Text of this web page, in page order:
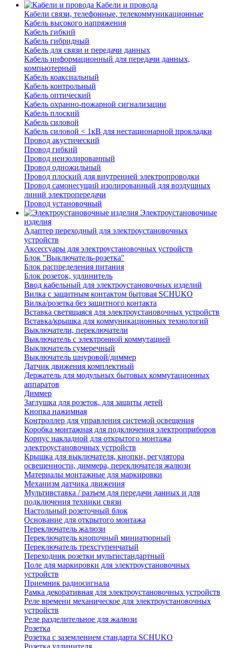
Кабели и провода
Кабели связи, телефонные, телекоммуникационные
Кабель высокого напряжения
Кабель гибкий
Кабель гибридный
Кабель для связи и передачи данных
Кабель информационный для передачи данных,
компьютерный
Кабель коаксиальный
Кабель контрольный
Кабель оптический
Кабель охранно-пожарной сигнализации
Кабель плоский
Кабель силовой
Кабель силовой < 1кВ для нестационарной прокладки
Провод акустический
Провод гибкий
Провод неизолированный
Провод одножильный
Провод плоский для внутренней электропроводки
Провод самонесущий изолированный для воздушных
линий электропередачи
Провод установочный
Электроустановочные
изделия
Адаптер переходный для электроустановочных
устройств
Аксессуары для электроустановочных устройств
Блок "Выключатель-розетка"
Блок распределения питания
Блок розеток, удлинитель
Ввод кабельный для электроустановочных изделий
Вилка с защитным контактом бытовая SCHUKO
Вилка/розетка без защитного контакта
Вставка светящаяся для электроустановочных устройств
Вставка/крышка для коммуникационных технологий
Выключатели, переключатели
Выключатель с электронной коммутацией
Выключатель сумеречный
Выключатель шнуровой/диммер
Датчик движения комплектный
Держатель для модульных бытовых коммутационных
аппаратов
Диммер
Заглушка для розеток, для защиты детей
Кнопка нажимная
Контроллер для управления системой освещения
Коробка монтажная для подключения электроприборов
Корпус накладной для открытого монтажа
электроустановочных устройств
Крышка для выключателя, кнопки, регулятора
освещенности, диммера, переключателя жалюзи
Материалы монтажные для маркировки
Механизм датчика движения
Мультивставка / разъем для передачи данных и для
подключения техники связи
Настольный розеточный блок
Основание для открытого монтажа
Переключатель жалюзи
Переключатель кнопочный миниатюрный
Переключатель трехступенчатый
Переходник розетки мультистандартный
Поле для маркировки для электроустановочных
устройств
Приемник радиосигнала
Рамка декоративная для электроустановочных устройств
Реле времени механическое для электроустановочных
устройств
Реле разделительное для жалюзи
Розетка
Розетка с заземлением стандарта SCHUKO
Розетка удлинителя